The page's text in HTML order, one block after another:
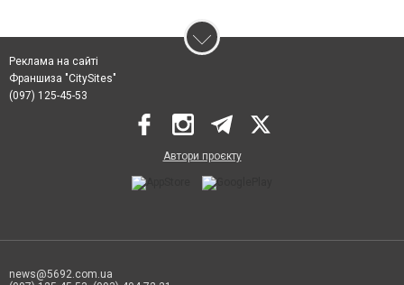
Реклама на сайті
Франшиза "CitySites"
(097) 125-45-53
Автори проєкту
news@5692.com.ua